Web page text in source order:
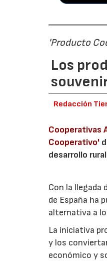
'Producto
Los
Redacción
Cooperativas
Cooperativo'
desarrollo
Con la
de España ha
alternativa a
La iniciativa
y los
económico y